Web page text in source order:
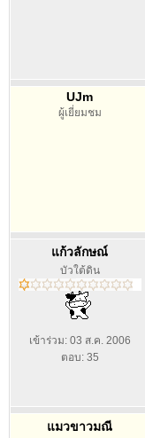
UJm
ผู้เยี่ยมชม
แก้วลักษณ์
บัวใต้ดิน
เข้าร่วม: 03 ส.ค. 2006
ตอบ: 35
แมวขาวมณี